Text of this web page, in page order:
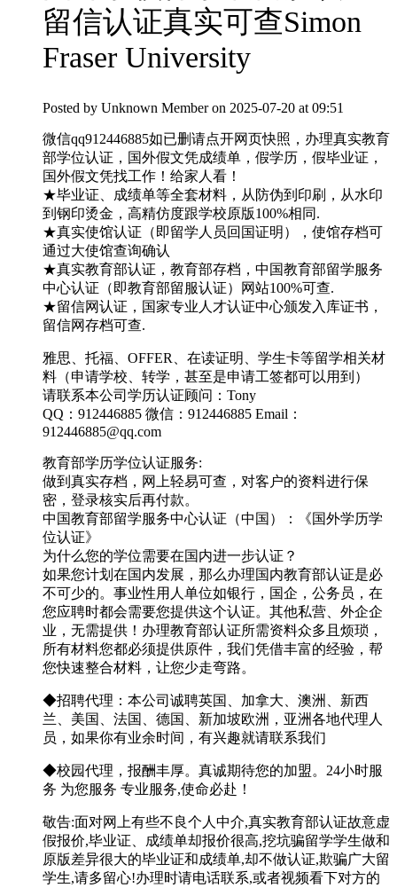
留信认证真实可查Simon
Fraser University
Posted by Unknown Member on 2025-07-20 at 09:51
微信qq912446885如已删请点开网页快照，办理真实教育
部学位认证，国外假文凭成绩单，假学历，假毕业证，
国外假文凭找工作！给家人看！
★毕业证、成绩单等全套材料，从防伪到印刷，从水印
到钢印烫金，高精仿度跟学校原版100%相同.
★真实使馆认证（即留学人员回国证明），使馆存档可
通过大使馆查询确认
★真实教育部认证，教育部存档，中国教育部留学服务
中心认证（即教育部留服认证）网站100%可查.
★留信网认证，国家专业人才认证中心颁发入库证书，
留信网存档可查.
雅思、托福、OFFER、在读证明、学生卡等留学相关材
料（申请学校、转学，甚至是申请工签都可以用到）
请联系本公司学历认证顾问：Tony
QQ：912446885 微信：912446885 Email：
912446885@qq.com
教育部学历学位认证服务:
做到真实存档，网上轻易可查，对客户的资料进行保
密，登录核实后再付款。
中国教育部留学服务中心认证（中国）：《国外学历学
位认证》
为什么您的学位需要在国内进一步认证？
如果您计划在国内发展，那么办理国内教育部认证是必
不可少的。事业性用人单位如银行，国企，公务员，在
您应聘时都会需要您提供这个认证。其他私营、外企企
业，无需提供！办理教育部认证所需资料众多且烦琐，
所有材料您都必须提供原件，我们凭借丰富的经验，帮
您快速整合材料，让您少走弯路。
◆招聘代理：本公司诚聘英国、加拿大、澳洲、新西
兰、美国、法国、德国、新加坡欧洲，亚洲各地代理人
员，如果你有业余时间，有兴趣就请联系我们
◆校园代理，报酬丰厚。真诚期待您的加盟。24小时服
务 为您服务 专业服务,使命必赴！
敬告:面对网上有些不良个人中介,真实教育部认证故意虚
假报价,毕业证、成绩单却报价很高,挖坑骗留学学生做和
原版差异很大的毕业证和成绩单,却不做认证,欺骗广大留
学生,请多留心!办理时请电话联系,或者视频看下对方的